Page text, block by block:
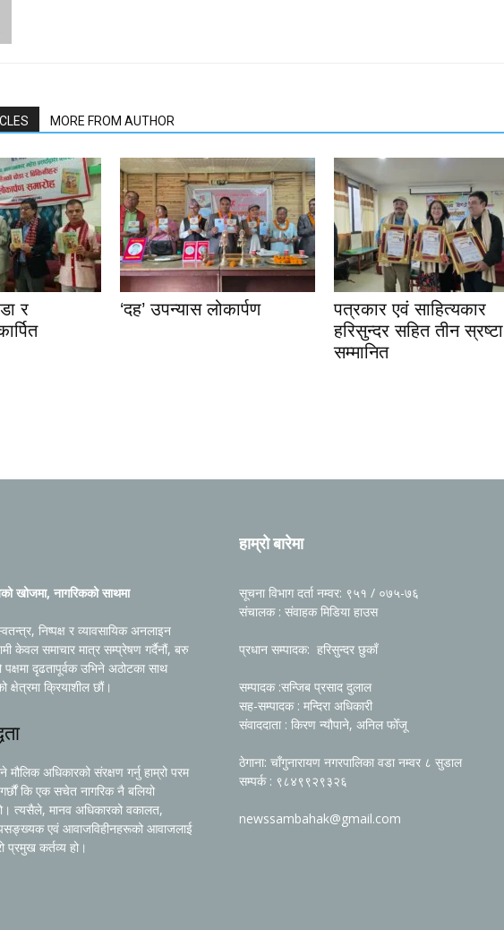
MORE FROM AUTHOR
र
‘दह’ उपन्यास लोकार्पण
पत्रकार एवं साहित्यकार
हरिसुन्दर सहित तीन स्रष्टा
सम्मानित
नागरिकको साथमा
निष्पक्ष र व्यावसायिक अनलाइन
केवल समाचार मात्र सम्प्रेषण गर्दैनौं, बरु
पक्षमा दृढतापूर्वक उभिने अठोटका साथ
क्षेत्रमा क्रियाशील छौं।
मौलिक अधिकारको संरक्षण गर्नु हाम्रो परम
गर्छौं कि एक सचेत नागरिक नै बलियो
त्यसैले, मानव अधिकारको वकालत,
एवं आवाजविहीनहरूको आवाजलाई
प्रमुख कर्तव्य हो।
हाम्रो बारेमा
सूचना विभाग दर्ता नम्वर: ९५१ / ०७५-७६
संचालक : संवाहक मिडिया हाउस
प्रधान सम्पादक: हरिसुन्दर छुकाँ
सम्पादक :सन्जिब प्रसाद दुलाल
सह-सम्पादक : मन्दिरा अधिकारी
संवाददाता : किरण न्यौपाने, अनिल फोँजू
ठेगाना: चाँगुनारायण नगरपालिका वडा नम्वर ८ सुडाल
सम्पर्क : ९८४९९२९३२६
newssambahak@gmail.com